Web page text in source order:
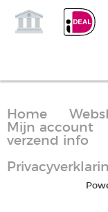
Home
Mijn account
verzend info